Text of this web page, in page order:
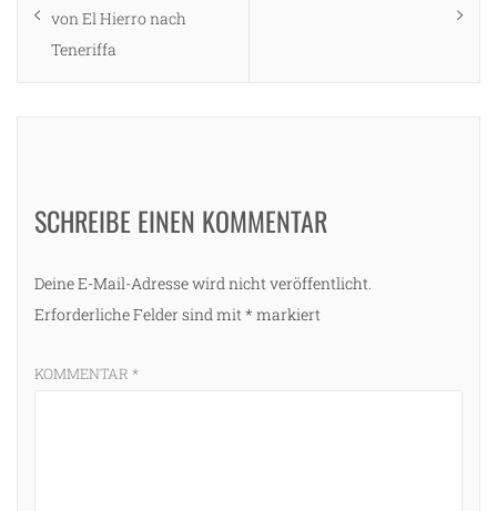
post:
von El Hierro nach
Teneriffa
SCHREIBE EINEN KOMMENTAR
Deine E-Mail-Adresse wird nicht veröffentlicht.
Erforderliche Felder sind mit * markiert
KOMMENTAR *